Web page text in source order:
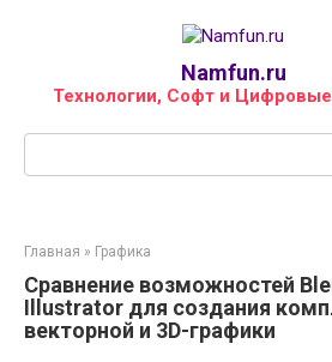
Namfun.ru
Технологии, Софт и
Главная » Графика
Сравнение возможностей
Illustrator для создания
векторной и 3D-графики